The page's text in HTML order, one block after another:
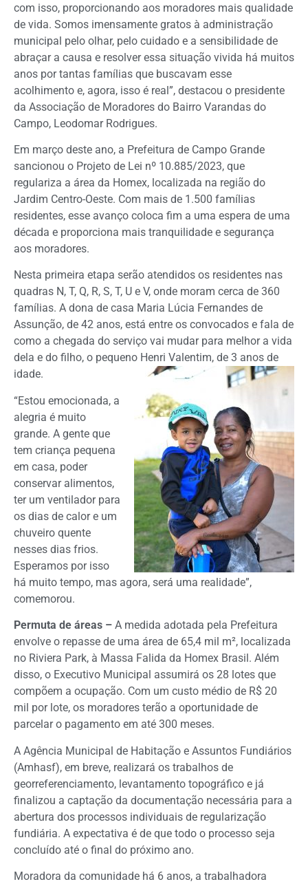
com isso, proporcionando aos moradores mais qualidade
de vida. Somos imensamente gratos à administração
municipal pelo olhar, pelo cuidado e a sensibilidade de
abraçar a causa e resolver essa situação vivida há muitos
anos por tantas famílias que buscavam esse
acolhimento e, agora, isso é real”, destacou o presidente
da Associação de Moradores do Bairro Varandas do
Campo, Leodomar Rodrigues.
Em março deste ano, a Prefeitura de Campo Grande
sancionou o Projeto de Lei nº 10.885/2023, que
regulariza a área da Homex, localizada na região do
Jardim Centro-Oeste. Com mais de 1.500 famílias
residentes, esse avanço coloca fim a uma espera de uma
década e proporciona mais tranquilidade e segurança
aos moradores.
Nesta primeira etapa serão atendidos os residentes nas
quadras N, T, Q, R, S, T, U e V, onde moram cerca de 360
famílias. A dona de casa Maria Lúcia Fernandes de
Assunção, de 42 anos, está entre os convocados e fala de
como a chegada do serviço vai mudar para melhor a vida
dela e do filho, o pequeno Henri Valentim, de 3 anos de
idade.
“Estou emocionada, a
alegria é muito
grande. A gente que
tem criança pequena
em casa, poder
conservar alimentos,
ter um ventilador para
os dias de calor e um
chuveiro quente
nesses dias frios.
Esperamos por isso
há muito tempo, mas agora, será uma realidade”,
comemorou.
Permuta de áreas – A medida adotada pela Prefeitura
envolve o repasse de uma área de 65,4 mil m², localizada
no Riviera Park, à Massa Falida da Homex Brasil. Além
disso, o Executivo Municipal assumirá os 28 lotes que
compõem a ocupação. Com um custo médio de R$ 20
mil por lote, os moradores terão a oportunidade de
parcelar o pagamento em até 300 meses.
A Agência Municipal de Habitação e Assuntos Fundiários
(Amhasf), em breve, realizará os trabalhos de
georreferenciamento, levantamento topográfico e já
finalizou a captação da documentação necessária para a
abertura dos processos individuais de regularização
fundiária. A expectativa é de que todo o processo seja
concluído até o final do próximo ano.
Moradora da comunidade há 6 anos, a trabalhadora